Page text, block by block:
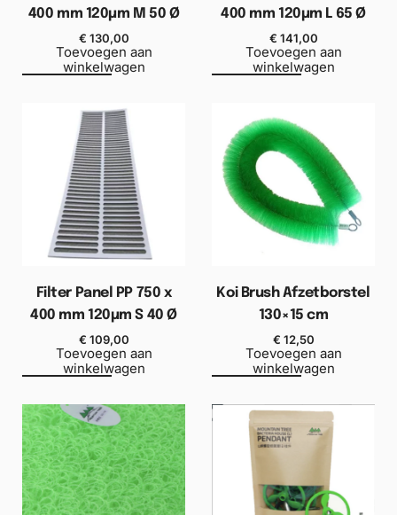
400 mm 120µm M 50 Ø
€ 130,00
Toevoegen aan
winkelwagen
400 mm 120µm L 65 Ø
€ 141,00
Toevoegen aan
winkelwagen
Filter Panel PP 750 x
400 mm 120µm S 40 Ø
€ 109,00
Toevoegen aan
winkelwagen
Koi Brush Afzetborstel
130×15 cm
€ 12,50
Toevoegen aan
winkelwagen